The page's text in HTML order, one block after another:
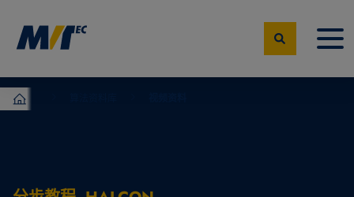
MVTec Software – 机器视觉专家